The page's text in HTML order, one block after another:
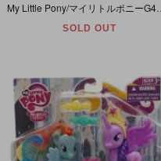
My Little Pony/マイリトルポニーG4・Royal Castle Friends/ロイヤルキャッスルフレンズ・3体セット・2011年
SOLD OUT